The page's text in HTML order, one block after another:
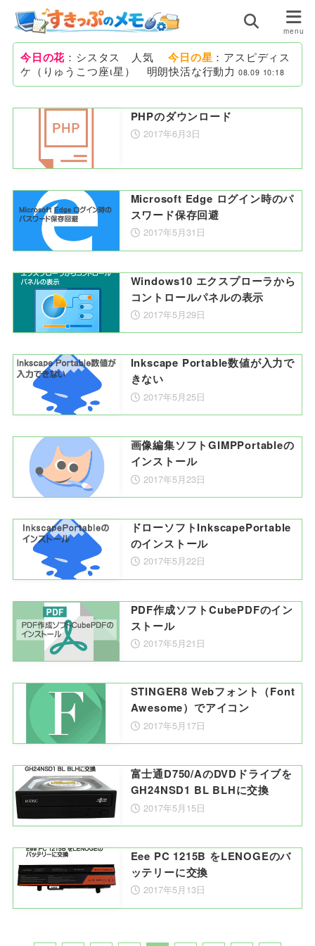
今日の花 ：シスタス 人気今日の星 ：アスピディス
ケ（りゅうこつ座ι星） 明朗快活な行動力 08.09 10:18
PHPのダウンロード
2017年6月3日
Microsoft Edge ログイン時のパ
スワード保存回避
2017年5月31日
Windows10 エクスプローラから
コントロールパネルの表示
2017年5月29日
Inkscape Portable数値が入力で
きない
2017年5月25日
画像編集ソフトGIMPPortableの
インストール
2017年5月23日
ドローソフトInkscapePortable
のインストール
2017年5月22日
PDF作成ソフトCubePDFのイン
ストール
2017年5月21日
STINGER8 Webフォント（Font
Awesome）でアイコン
2017年5月17日
富士通D750/AのDVDドライブを
GH24NSD1 BL BLHに交換
2017年5月15日
Eee PC 1215B をLENOGEのバ
ッテリーに交換
2017年5月13日